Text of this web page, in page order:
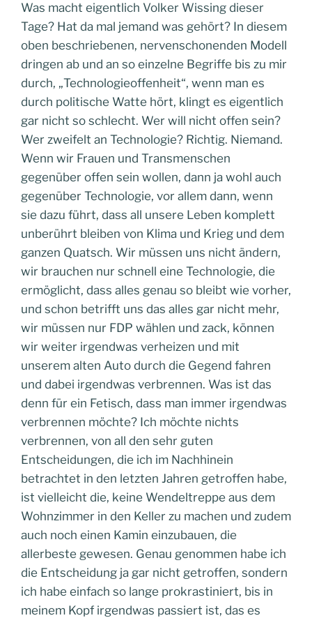
Was macht eigentlich Volker Wissing dieser
Tage? Hat da mal jemand was gehört? In diesem
oben beschriebenen, nervenschonenden Modell
dringen ab und an so einzelne Begriffe bis zu mir
durch, „Technologieoffenheit“, wenn man es
durch politische Watte hört, klingt es eigentlich
gar nicht so schlecht. Wer will nicht offen sein?
Wer zweifelt an Technologie? Richtig. Niemand.
Wenn wir Frauen und Transmenschen
gegenüber offen sein wollen, dann ja wohl auch
gegenüber Technologie, vor allem dann, wenn
sie dazu führt, dass all unsere Leben komplett
unberührt bleiben von Klima und Krieg und dem
ganzen Quatsch. Wir müssen uns nicht ändern,
wir brauchen nur schnell eine Technologie, die
ermöglicht, dass alles genau so bleibt wie vorher,
und schon betrifft uns das alles gar nicht mehr,
wir müssen nur FDP wählen und zack, können
wir weiter irgendwas verheizen und mit
unserem alten Auto durch die Gegend fahren
und dabei irgendwas verbrennen. Was ist das
denn für ein Fetisch, dass man immer irgendwas
verbrennen möchte? Ich möchte nichts
verbrennen, von all den sehr guten
Entscheidungen, die ich im Nachhinein
betrachtet in den letzten Jahren getroffen habe,
ist vielleicht die, keine Wendeltreppe aus dem
Wohnzimmer in den Keller zu machen und zudem
auch noch einen Kamin einzubauen, die
allerbeste gewesen. Genau genommen habe ich
die Entscheidung ja gar nicht getroffen, sondern
ich habe einfach so lange prokrastiniert, bis in
meinem Kopf irgendwas passiert ist, das es